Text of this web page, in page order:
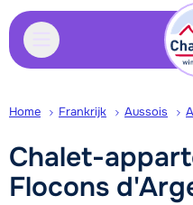
Home Frankrijk Aussois
Chalet-
Flocons